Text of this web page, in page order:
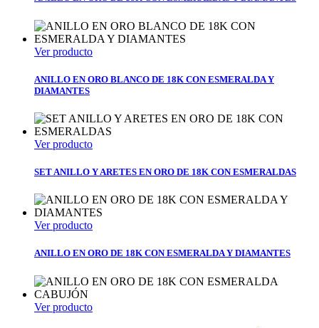
Ver producto
ANILLO EN ORO BLANCO DE 18K CON ESMERALDA Y
DIAMANTES
Ver producto
SET ANILLO Y ARETES EN ORO DE 18K CON ESMERALDAS
Ver producto
ANILLO EN ORO DE 18K CON ESMERALDA Y DIAMANTES
Ver producto